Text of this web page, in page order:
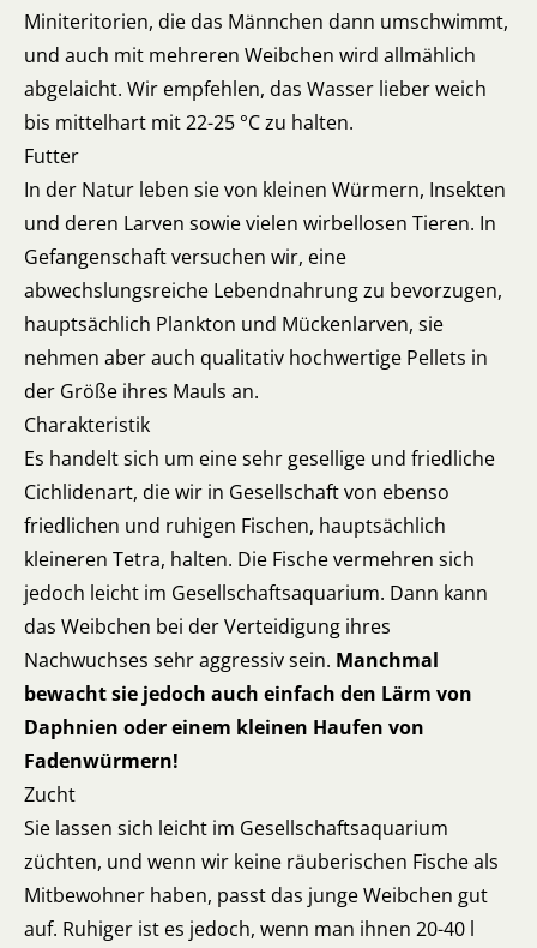
Miniteritorien, die das Männchen dann umschwimmt,
und auch mit mehreren Weibchen wird allmählich
abgelaicht. Wir empfehlen, das Wasser lieber weich
bis mittelhart mit 22-25 °C zu halten.
Futter
In der Natur leben sie von kleinen Würmern, Insekten
und deren Larven sowie vielen wirbellosen Tieren. In
Gefangenschaft versuchen wir, eine
abwechslungsreiche Lebendnahrung zu bevorzugen,
hauptsächlich Plankton und Mückenlarven, sie
nehmen aber auch qualitativ hochwertige Pellets in
der Größe ihres Mauls an.
Charakteristik
Es handelt sich um eine sehr gesellige und friedliche
Cichlidenart, die wir in Gesellschaft von ebenso
friedlichen und ruhigen Fischen, hauptsächlich
kleineren Tetra, halten. Die Fische vermehren sich
jedoch leicht im Gesellschaftsaquarium. Dann kann
das Weibchen bei der Verteidigung ihres
Nachwuchses sehr aggressiv sein. Manchmal
bewacht sie jedoch auch einfach den Lärm von
Daphnien oder einem kleinen Haufen von
Fadenwürmern!
Zucht
Sie lassen sich leicht im Gesellschaftsaquarium
züchten, und wenn wir keine räuberischen Fische als
Mitbewohner haben, passt das junge Weibchen gut
auf. Ruhiger ist es jedoch, wenn man ihnen 20-40 l